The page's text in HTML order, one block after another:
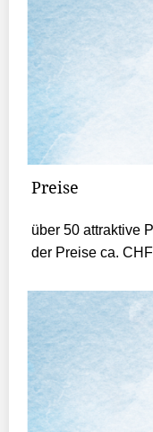
Preise
über 50 attraktive
der Preise ca.